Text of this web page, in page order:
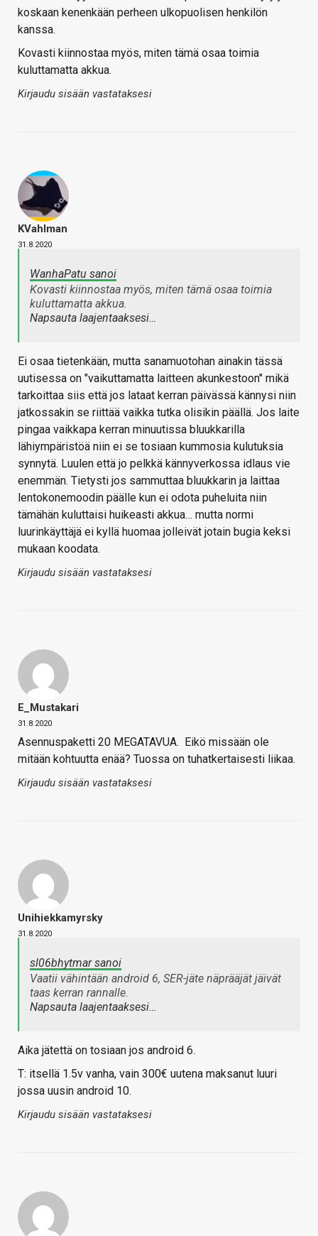
koskaan kenenkään perheen ulkopuolisen henkilön
kanssa.
Kovasti kiinnostaa myös, miten tämä osaa toimia
kuluttamatta akkua.
Kirjaudu sisään vastataksesi
KVahlman
31.8.2020
WanhaPatu sanoi
Kovasti kiinnostaa myös, miten tämä osaa toimia
kuluttamatta akkua.
Napsauta laajentaaksesi…
Ei osaa tietenkään, mutta sanamuotohan ainakin tässä
uutisessa on "vaikuttamatta laitteen akunkestoon" mikä
tarkoittaa siis että jos lataat kerran päivässä kännysi niin
jatkossakin se riittää vaikka tutka olisikin päällä. Jos laite
pingaa vaikkapa kerran minuutissa bluukkarilla
lähiympäristöä niin ei se tosiaan kummosia kulutuksia
synnytä. Luulen että jo pelkkä kännyverkossa idlaus vie
enemmän. Tietysti jos sammuttaa bluukkarin ja laittaa
lentokonemoodin päälle kun ei odota puheluita niin
tämähän kuluttaisi huikeasti akkua… mutta normi
luurinkäyttäjä ei kyllä huomaa jolleivät jotain bugia keksi
mukaan koodata.
Kirjaudu sisään vastataksesi
E_Mustakari
31.8.2020
Asennuspaketti 20 MEGATAVUA. Eikö missään ole
mitään kohtuutta enää? Tuossa on tuhatkertaisesti liikaa.
Kirjaudu sisään vastataksesi
Unihiekkamyrsky
31.8.2020
sl06bhytmar sanoi
Vaatii vähintään android 6, SER-jäte näprääjät jäivät
taas kerran rannalle.
Napsauta laajentaaksesi…
Aika jätettä on tosiaan jos android 6.
T: itsellä 1.5v vanha, vain 300€ uutena maksanut luuri
jossa uusin android 10.
Kirjaudu sisään vastataksesi